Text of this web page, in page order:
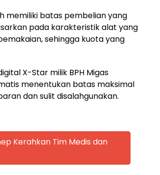
memiliki batas pembelian yang
pada karakteristik alat yang
sehingga kuota yang
X-Star milik BPH Migas
menentukan batas maksimal
dan sulit disalahgunakan.
Kerahkan Tim Medis dan